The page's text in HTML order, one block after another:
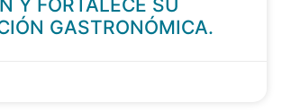
Y FORTALECE SU
GASTRONÓMICA.